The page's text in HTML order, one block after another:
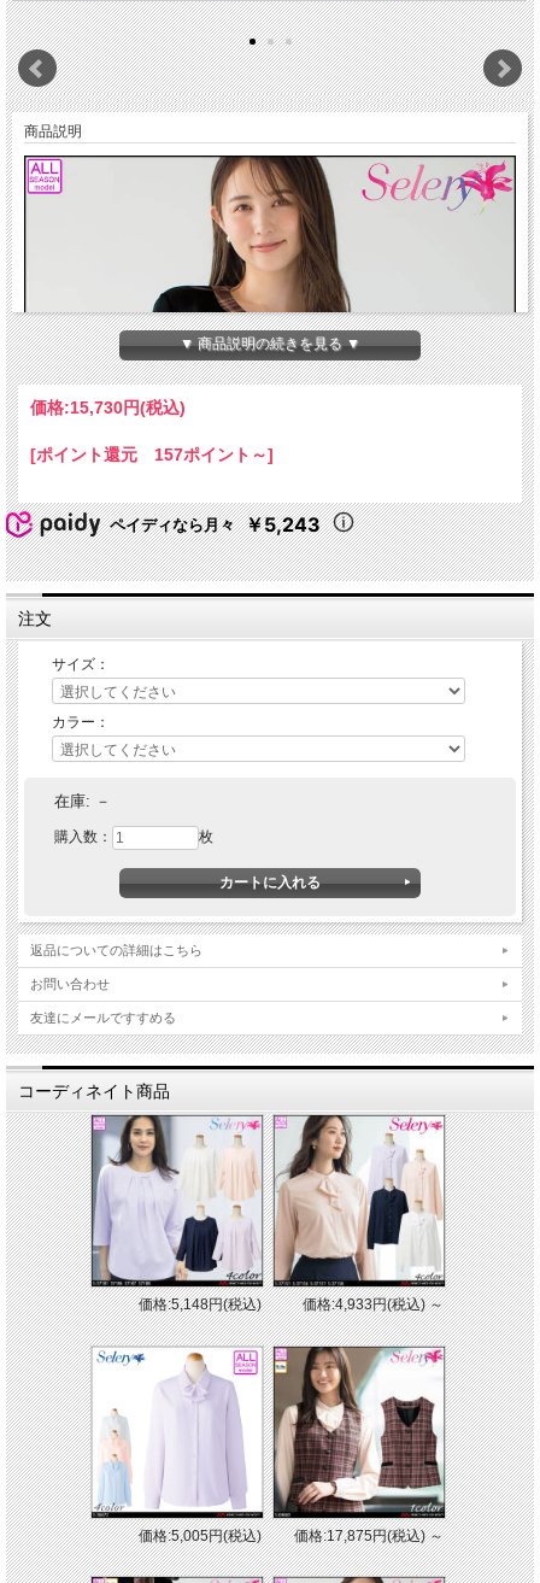
商品説明
★ 関連シリーズを全て見る
▼ 商品説明の続きを見る ▼
価格:15,730円(税込)
[ポイント還元 157ポイント～]
ペイディなら月々 ￥5,243
注文
サイズ：
カラー：
在庫: －
購入数： 枚
返品についての詳細はこちら
お問い合わせ
友達にメールですすめる
コーディネイト商品
価格:5,148円(税込) 価格:4,933円(税込)～
価格:5,005円(税込) 価格:17,875円(税込)～